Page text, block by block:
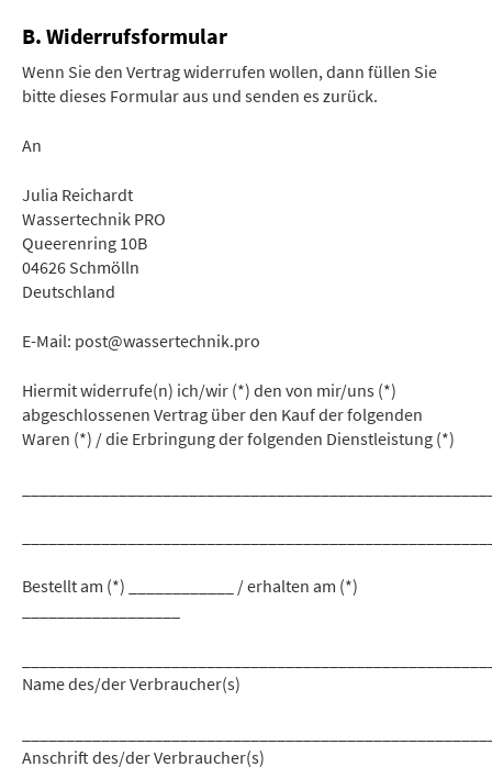
B. Widerrufsformular
Wenn Sie den Vertrag widerrufen wollen, dann füllen Sie
bitte dieses Formular aus und senden es zurück.
An
Julia Reichardt
Wassertechnik PRO
Queerenring 10B
04626 Schmölln
Deutschland
E-Mail: post@wassertechnik.pro
Hiermit widerrufe(n) ich/wir (*) den von mir/uns (*)
abgeschlossenen Vertrag über den Kauf der folgenden
Waren (*) / die Erbringung der folgenden Dienstleistung (*)
Bestellt am (*) ____________ / erhalten am (*)
Name des/der Verbraucher(s)
Anschrift des/der Verbraucher(s)